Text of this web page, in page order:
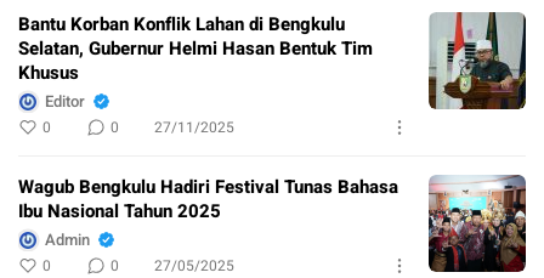
Bantu Korban Konflik Lahan di Bengkulu
Selatan, Gubernur Helmi Hasan Bentuk Tim
Khusus
Editor
0 0 27/11/2025
Wagub Bengkulu Hadiri Festival Tunas Bahasa
Ibu Nasional Tahun 2025
Admin
0 0 27/05/2025